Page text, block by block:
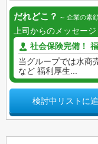
だれどこ？ 企業の素
上司からのメッセージ
社会保険完備！
当グループでは水商
など 福利厚生...
検討中リストに